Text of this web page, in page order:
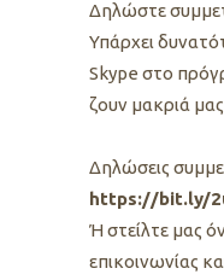
Δηλώστε
Υπάρχει
Skype στο
ζουν μακριά
Δηλώσεις
https://bit.ly/
Ή στείλτε μας
επικοινωνίας